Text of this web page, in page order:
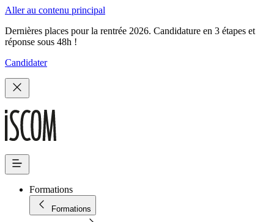
Aller au contenu principal
Dernières places pour la rentrée 2026. Candidature en 3 étapes et
réponse sous 48h !
Candidater
Formations
Formations